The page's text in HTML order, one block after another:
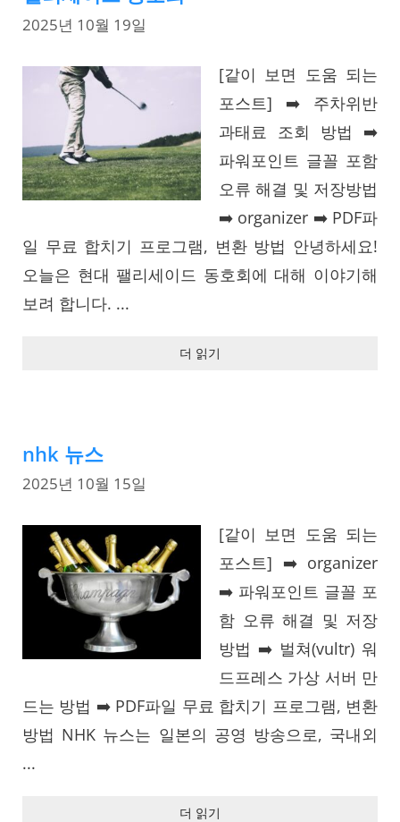
2025년 10월 19일
[같이 보면 도움 되는
포스트] ➡️ 주차위반
과태료 조회 방법 ➡️
파워포인트 글꼴 포함
오류 해결 및 저장방법
➡️ organizer ➡️ PDF파
일 무료 합치기 프로그램, 변환 방법 안녕하세요!
오늘은 현대 팰리세이드 동호회에 대해 이야기해
보려 합니다. ...
더 읽기
nhk 뉴스
2025년 10월 15일
[같이 보면 도움 되는
포스트] ➡️ organizer
➡️ 파워포인트 글꼴 포
함 오류 해결 및 저장
방법 ➡️ 벌쳐(vultr) 워
드프레스 가상 서버 만
드는 방법 ➡️ PDF파일 무료 합치기 프로그램, 변환
방법 NHK 뉴스는 일본의 공영 방송으로, 국내외
...
더 읽기